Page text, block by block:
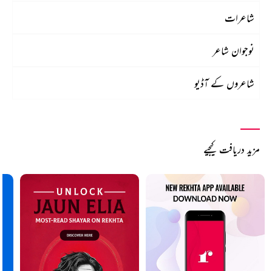
شاعرات
نوجوان شاعر
شاعروں کے آڈیو
مزید دریافت کیجیے